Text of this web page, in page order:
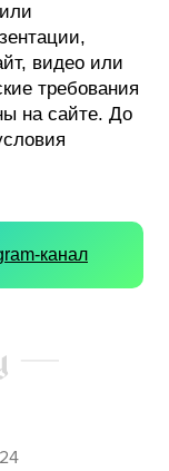
видео или
требования
на сайте. До
канал